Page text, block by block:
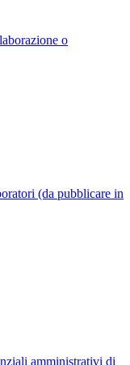
o
(da pubblicare in
amministrativi di